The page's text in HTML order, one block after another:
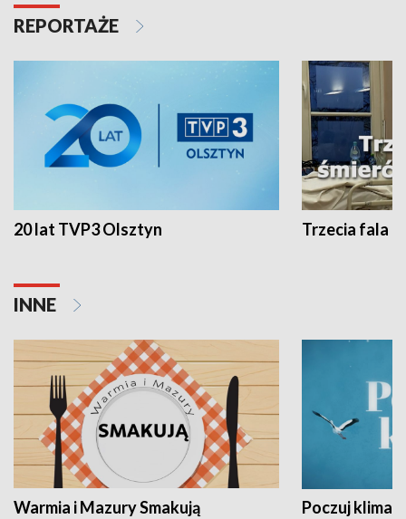
REPORTAŻE
20 lat TVP3 Olsztyn Trzecia fala -
INNE
Warmia i Mazury Smakują Poczuj klimat